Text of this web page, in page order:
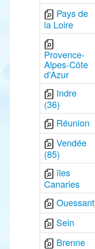
Pays de
la Loire
Provence-
Alpes-Côte
d'Azur
Indre
(36)
Réunion
Vendée
(85)
îles
Canaries
Ouessant
Sein
Brenne